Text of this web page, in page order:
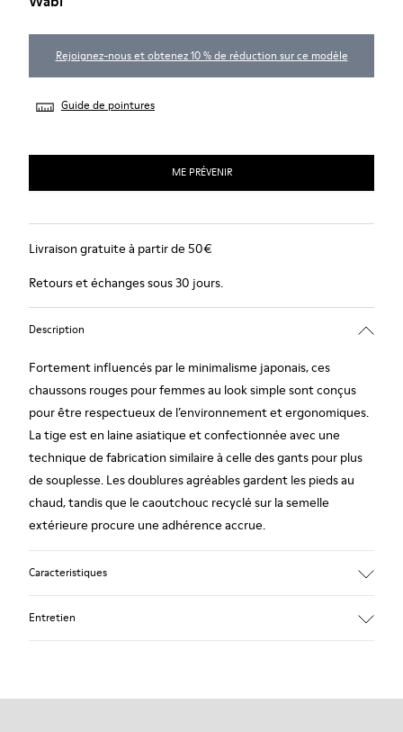
Rejoignez-nous et obtenez 10 % de réduction sur ce modèle
Guide de pointures
ME PRÉVENIR
Livraison gratuite à partir de 50€
Retours et échanges sous 30 jours.
Description
Fortement influencés par le minimalisme japonais, ces
chaussons rouges pour femmes au look simple sont conçus
pour être respectueux de l’environnement et ergonomiques.
La tige est en laine asiatique et confectionnée avec une
technique de fabrication similaire à celle des gants pour plus
de souplesse. Les doublures agréables gardent les pieds au
chaud, tandis que le caoutchouc recyclé sur la semelle
extérieure procure une adhérence accrue.
Caracteristiques
Entretien
Nos chaussures sont confectionnées à partir de matières haut